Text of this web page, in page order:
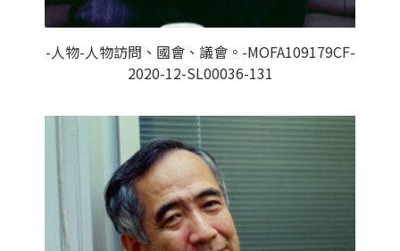
-人物-人物訪問、國會、議會。-MOFA109179CF-
2020-12-SL00036-131